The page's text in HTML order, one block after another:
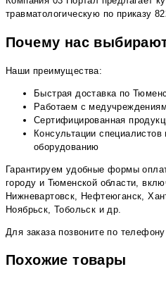
травматологическую по приказу
Почему нас
Наши преимущества:
Быстрая доставка по
Работаем с
Сертифицированная
Консультации
оборудованию
Гарантируем удобные формы
городу и Тюменской области,
Нижневартовск, Нефтеюганск,
Ноябрьск, Тобольск и др.
Для заказа позвоните по
Похожие товары